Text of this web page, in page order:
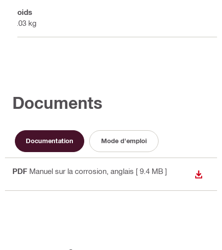
Poids
0.03 kg
Documents
Documentation Mode d'emploi
PDF Manuel sur la corrosion , anglais [ 9.4 MB ]